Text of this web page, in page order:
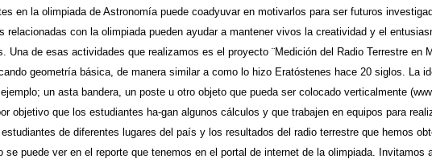
en la olimpiada de Astronomía puede coadyuvar en motivarlos para ser futuros
relacionadas con la olimpiada pueden ayudar a mantener vivos la creatividad y el
Una de esas actividades que realizamos es el proyecto ¨Medición del Radio Terrestre en
geometría básica, de manera similar a como lo hizo Eratóstenes hace 20 siglos. La
un asta bandera, un poste u otro objeto que pueda ser colocado verticalmente
objetivo que los estudiantes ha-gan algunos cálculos y que trabajen en equipos para
de diferentes lugares del país y los resultados del radio terrestre que hemos
se puede ver en el reporte que tenemos en el portal de internet de la olimpiada. Invitamos